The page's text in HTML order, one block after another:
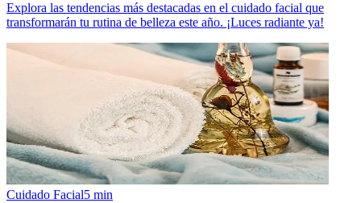
Explora las tendencias más destacadas en el cuidado facial que
transformarán tu rutina de belleza este año. ¡Luces radiante ya!
Cuidado Facial5 min